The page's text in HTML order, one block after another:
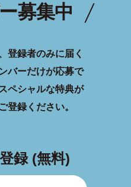
募集中
登録者のみに届く
バーだけが応募で
ペシャルな特典が
登録ください。
録 (無料)